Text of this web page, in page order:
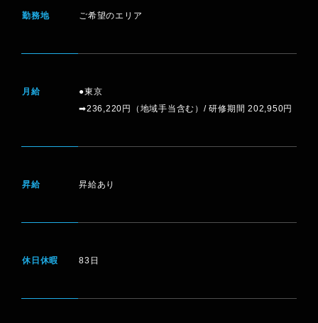
勤務地 ご希望のエリア
月給
●東京
➡236,220円（地域手当含む）/ 研修期間 202,950円
昇給 昇給あり
休日休暇 83日